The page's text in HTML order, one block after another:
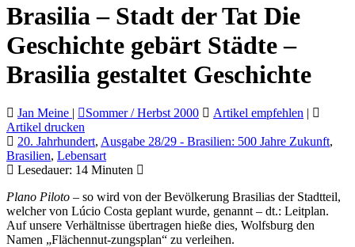
Brasilia – Stadt der Tat Die
Geschichte gebärt Städte –
Brasilia gestaltet Geschichte
Jan Meine | Sommer / Herbst 2000 Artikel empfehlen |
Artikel drucken
20. Jahrhundert, Ausgabe 28/29 - Brasilien: 500 Jahre Zukunft,
Brasilien, Lebensart
Lesedauer: 14 Minuten
Plano Piloto – so wird von der Bevölkerung Brasilias der Stadtteil,
welcher von Lúcio Costa geplant wurde, genannt – dt.: Leitplan.
Auf unsere Verhältnisse übertragen hieße dies, Wolfsburg den
Namen „Flächennut-zungsplan“ zu verleihen.